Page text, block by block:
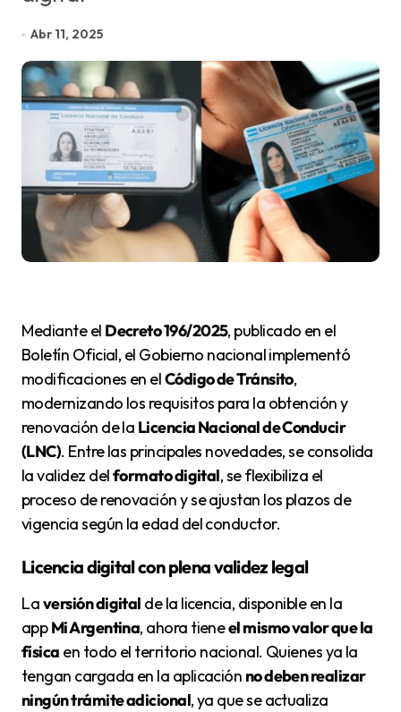
Abr 11, 2025
Mediante el Decreto 196/2025, publicado en el
Boletín Oficial, el Gobierno nacional implementó
modificaciones en elCódigo de Tránsito,
modernizando los requisitos para la obtención y
renovación de la Licencia Nacional de Conducir
(LNC). Entre las principales novedades, se consolida
la validez delformato digital, se flexibiliza el
proceso de renovación y se ajustan los plazos de
vigencia según la edad del conductor.
Licencia digital con plena validez legal
Laversión digital de la licencia, disponible en la
appMi Argentina, ahora tieneel mismo valor que la
física en todo el territorio nacional. Quienes ya la
tengan cargada en la aplicación no deben realizar
ningún trámite adicional, ya que se actualiza